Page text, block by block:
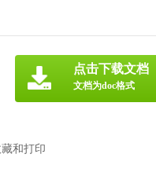
和打印
点击下载文档
文档为doc格式